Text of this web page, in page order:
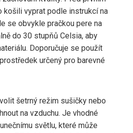
košili vyprat podle instrukcí na
se obvykle pračkou pere na
do 30 stupňů Celsia, aby
Doporučuje se použít
určený pro barevné
šetrný režim sušičky nebo
na vzduchu. Je vhodné
světlu, které může